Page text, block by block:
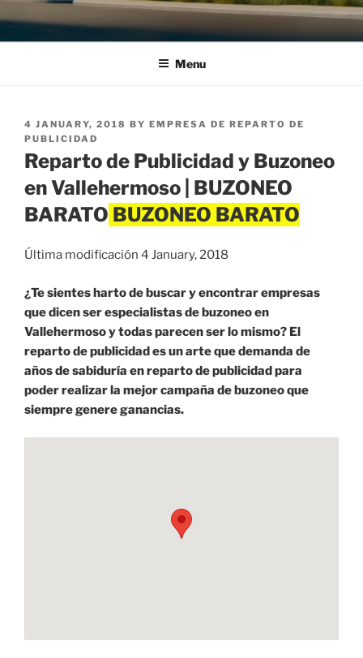
Menu
POSTED
ON
4 JANUARY, 2018 BY EMPRESA DE REPARTO DE
PUBLICIDAD
Reparto de Publicidad y Buzoneo
en Vallehermoso | BUZONEO
BARATO
Última modificación 4 January, 2018
¿Te sientes harto de buscar y encontrar empresas
que dicen ser especialistas de buzoneo en
Vallehermoso y todas parecen ser lo mismo? El
reparto de publicidad es un arte que demanda de
años de sabiduría en reparto de publicidad para
poder realizar la mejor campaña de buzoneo que
siempre genere ganancias.